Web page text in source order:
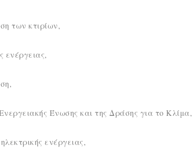
των κτιρίων,
ενέργειας,
Ένωσης και της Δράσης για το Κλίμα,
ενέργειας,